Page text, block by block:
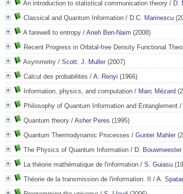
An introduction to statistical communication theory / D.
Classical and Quantum Information / D.C. Marinescu
A farewell to entropy / Arieh Ben-Naim (2008)
Recent Progress in Orbital-free Density Functional
Asymmetry / Scott. J. Muller (2007)
Calcul des probabilités / A. Renyi (1966)
Information, physics, and computation / Marc Mézard
Philosophy of Quantum Information and Entanglement /
Quantum theory / Asher Peres (1995)
Quantum Thermodynamic Processes / Gunter Mahler
The Physics of Quantum Information / D. Bouwmeester
La théorie mathématique de l'information / S. Guiasu
Théorie de la transmission de l'information. II
/ A.